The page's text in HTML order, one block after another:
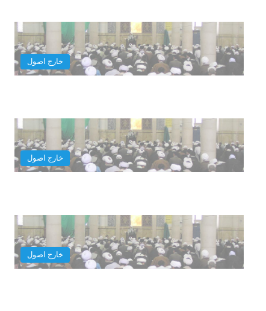
خارج اصول
خارج اصول
خارج اصول